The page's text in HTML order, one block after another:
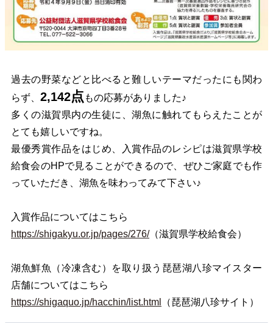
過去の野菜などと比べると難しいテーマだったにも関わ
らず、 2,142点 もの応募がありました♪
多くの滋賀県内の生徒に、湖魚に触れてもらえたことが
とても嬉しいですね。
最優秀賞作品をはじめ、入賞作品のレシピは滋賀県学校
給食会のHPで見ることができるので、ぜひご家庭でも作
っていただき、湖魚を味わってみて下さい♪
入賞作品についてはこちら
https://shigakyu.or.jp/pages/276/（滋賀県学校給食会）
湖魚鮮魚（冷凍含む）を取り扱う琵琶湖八珍マイスター
店舗についてはこちら
https://shigaquo.jp/hacchin/list.html
（琵琶湖八珍サイト）